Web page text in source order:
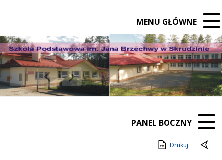
MENU GŁÓWNE
Poprzedni Element
Następny Element
❚❚
PANEL BOCZNY
Drukuj